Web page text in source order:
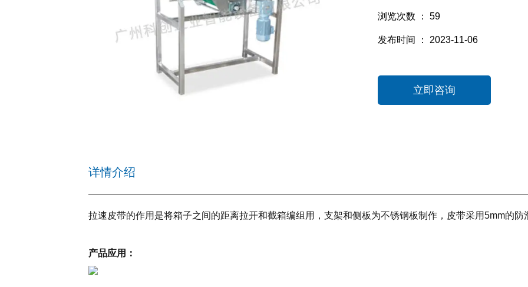
浏览次数 ： 59
发布时间 ： 2023-11-06
立即咨询
详情介绍
拉速皮带的作用是将箱子之间的距离拉开和截箱编组用，支架和侧板为不锈钢板制作，皮带采用5mm的防
产品应用：